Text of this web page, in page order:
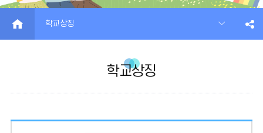
메
뉴
기
HOME 학교상징
학교상징